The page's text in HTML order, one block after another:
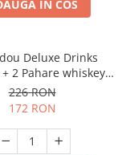
IN COS
Deluxe Drinks
2 Pahare whiskey
Classical
226 RON
172 RON